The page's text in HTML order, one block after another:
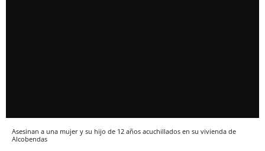
Asesinan a una mujer y su hijo de 12 años acuchillados en su vivienda de
Alcobendas